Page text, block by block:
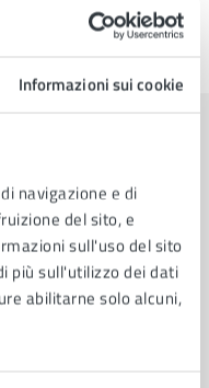
Informazioni sui cookie
navigazione e di
del sito, e
sull'uso del sito
più sull'utilizzo dei dati
abilitarne solo alcuni,
Ufficio